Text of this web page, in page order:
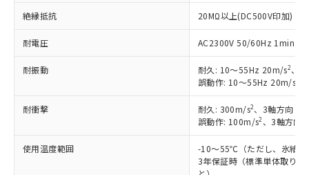
絶縁抵抗 20MΩ以上(DC500V印加)
耐電圧 AC2300V 50/60Hz 1min (
耐振動 耐久: 10～55Hz 20m/s2、3
誤動作: 10～55Hz 20m/s
耐衝撃 耐久: 300m/s2、3軸方向 各
誤動作: 100m/s2 、3軸方向
使用温度範囲
-10～55℃（ただし、氷結、
3年保証時（標準単体取り
以下の条件をお読みいただき、同意のうえ
本サービスは、当社制御機器事業取扱
商品の当社在庫状況および標準価格
当社制御機器事業取扱商品の中には、
対応予定：EU RoHS指令（10物質）の非含
有に対応した製品に切り替える予定のある
非含有に非対応の商品で、対応品を出す予
調査・確認中：EU RoHS指令（10物質）の
非含有の対応状況を調査中または確認中の
非該当品：ライセンス料など無形物で、有
害物質有無と関係のない商品です。
「○」：最大均質材料含有率が中国RoHSの
基準値以下であることを示します。